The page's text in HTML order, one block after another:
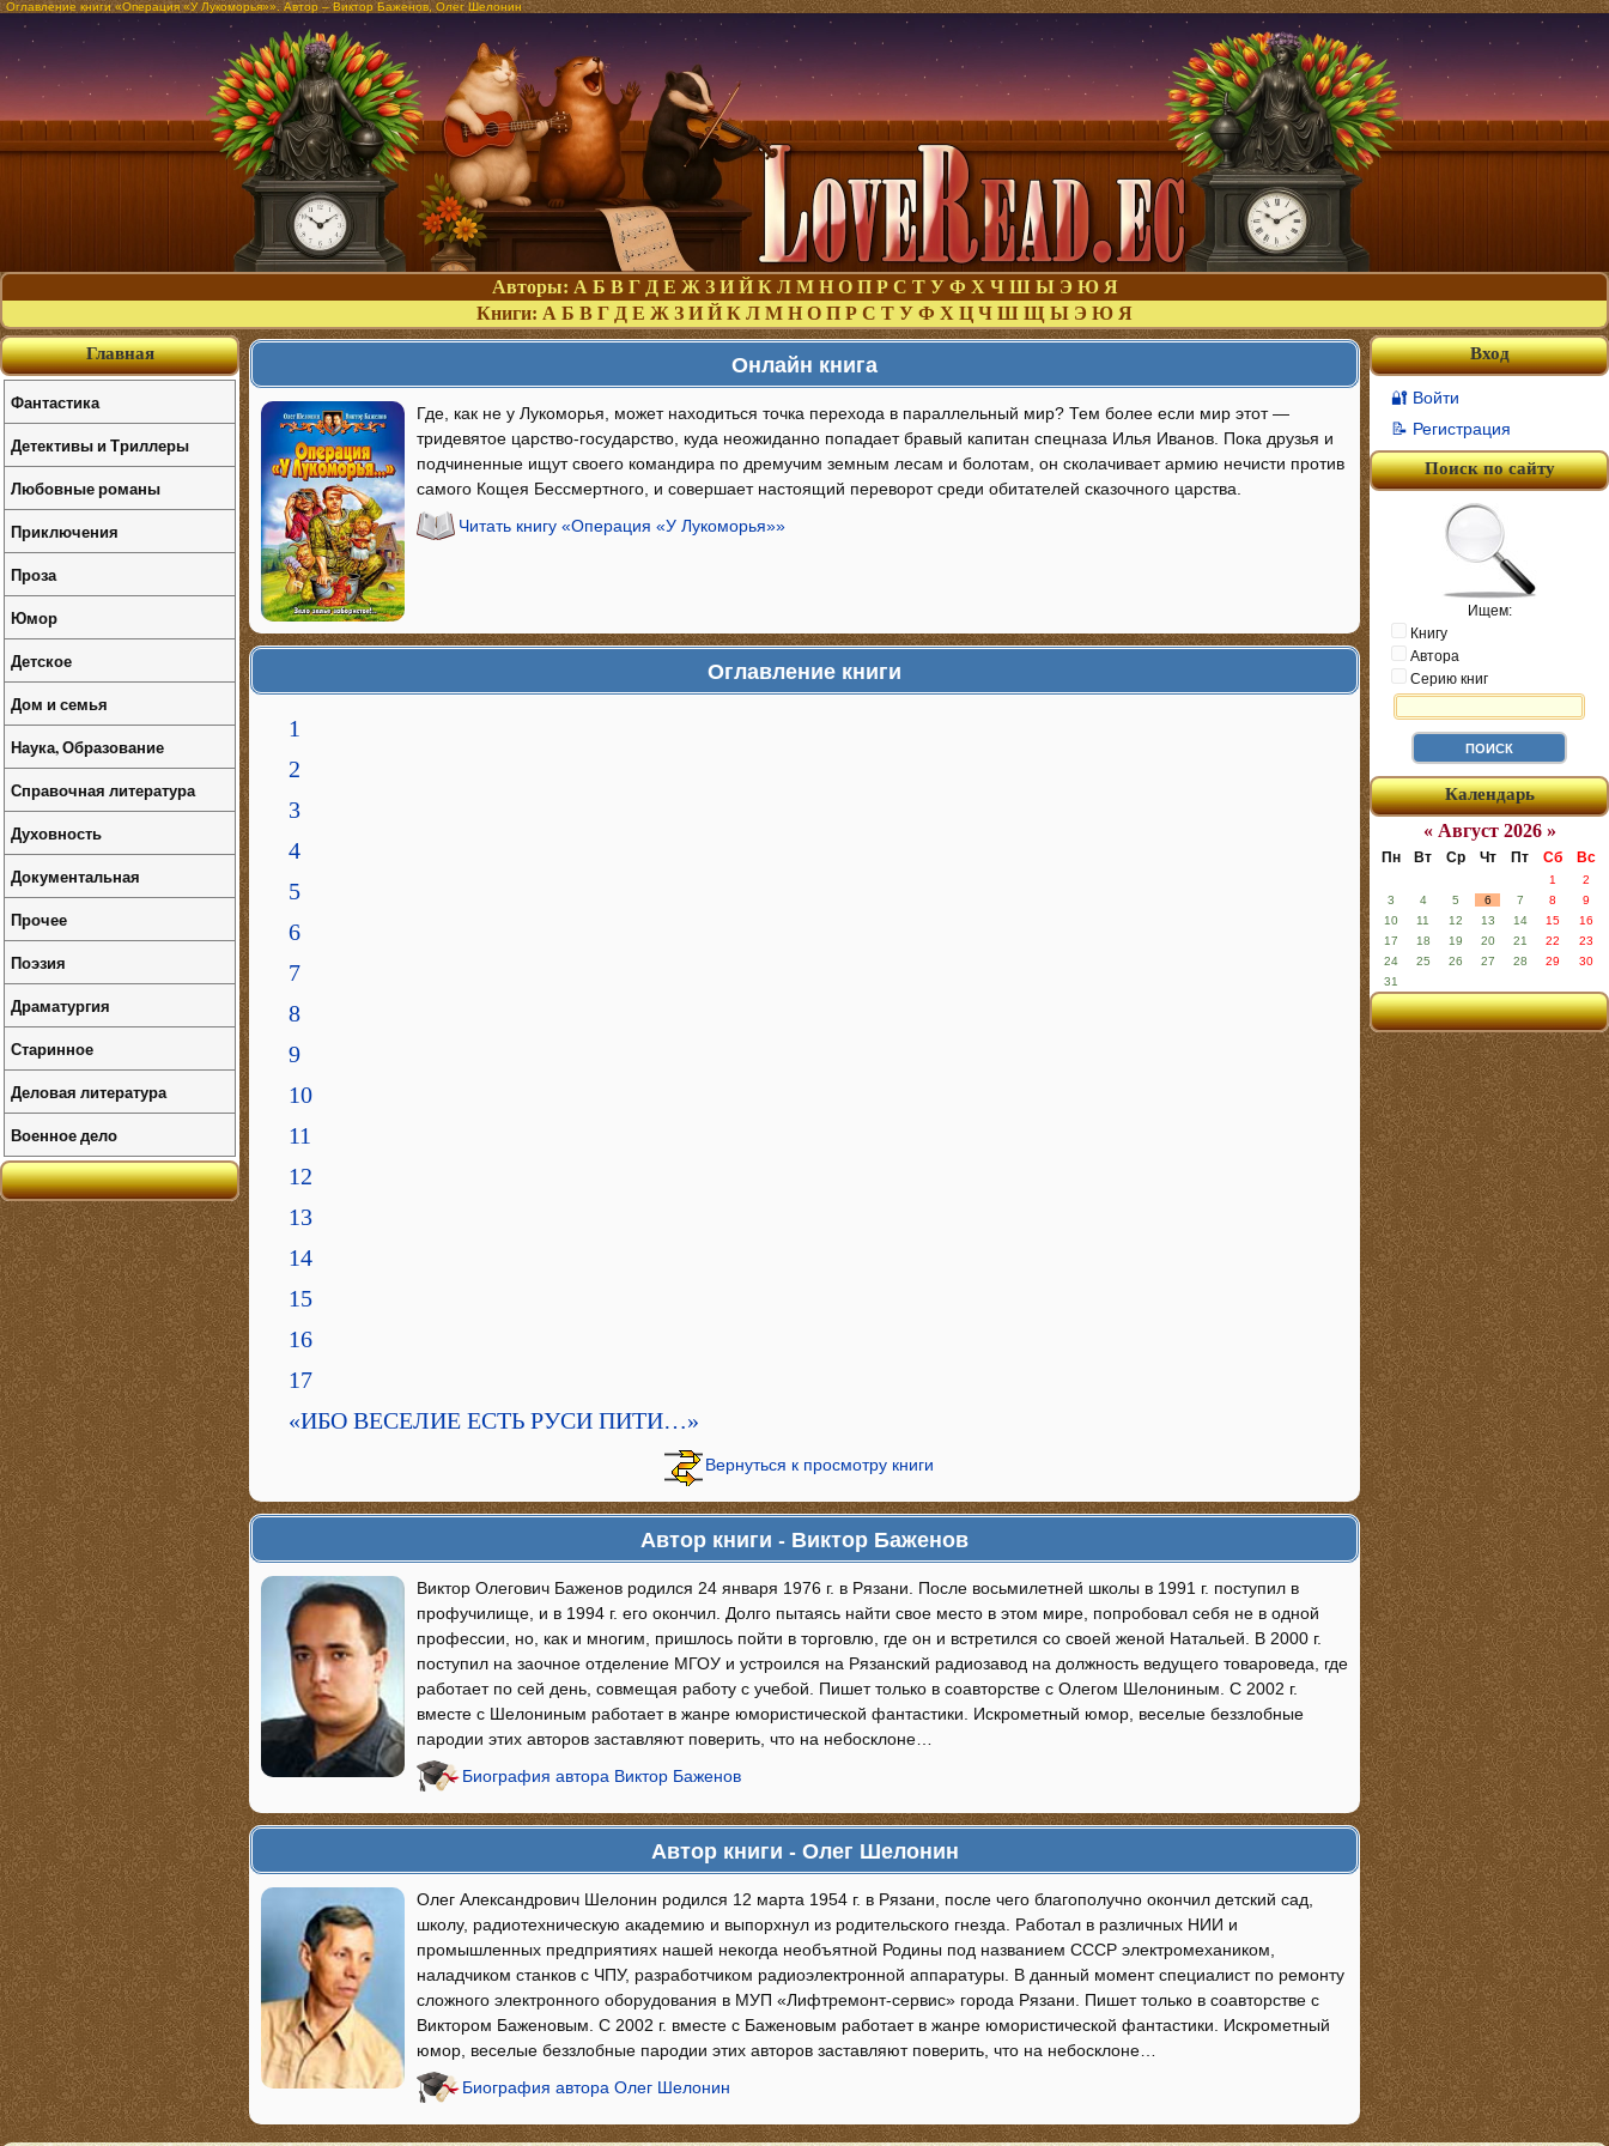
Оглавление книги «Операция «У Лукоморья»». Автор – Виктор Баженов, Олег Шелонин
Авторы: А Б В Г Д Е Ж З И Й К Л М Н О П Р С Т У Ф Х Ч Ш Ы Э Ю Я
Книги: А Б В Г Д Е Ж З И Й К Л М Н О П Р С Т У Ф Х Ц Ч Ш Щ Ы Э Ю Я
Онлайн книга
Где, как не у Лукоморья, может находиться точка перехода в параллельный мир? Тем более если мир этот —
тридевятое царство-государство, куда неожиданно попадает бравый капитан спецназа Илья Иванов. Пока друзья и
подчиненные ищут своего командира по дремучим земным лесам и болотам, он сколачивает армию нечисти против
самого Кощея Бессмертного, и совершает настоящий переворот среди обитателей сказочного царства.
Читать книгу «Операция «У Лукоморья»»
Оглавление книги
1
2
3
4
5
6
7
8
9
10
11
12
13
14
15
16
17
«ИБО ВЕСЕЛИЕ ЕСТЬ РУСИ ПИТИ…»
Вернуться к просмотру книги
Автор книги - Виктор Баженов
Виктор Олегович Баженов родился 24 января 1976 г. в Рязани. После восьмилетней школы в 1991 г. поступил в
профучилище, и в 1994 г. его окончил. Долго пытаясь найти свое место в этом мире, попробовал себя не в одной
профессии, но, как и многим, пришлось пойти в торговлю, где он и встретился со своей женой Натальей. В 2000 г.
поступил на заочное отделение МГОУ и устроился на Рязанский радиозавод на должность ведущего товароведа, где
работает по сей день, совмещая работу с учебой. Пишет только в соавторстве с Олегом Шелониным. С 2002 г.
вместе с Шелониным работает в жанре юмористической фантастики. Искрометный юмор, веселые беззлобные
пародии этих авторов заставляют поверить, что на небосклоне…
Биография автора Виктор Баженов
Автор книги - Олег Шелонин
Олег Александрович Шелонин родился 12 марта 1954 г. в Рязани, после чего благополучно окончил детский сад,
школу, радиотехническую академию и выпорхнул из родительского гнезда. Работал в различных НИИ и
промышленных предприятиях нашей некогда необъятной Родины под названием СССР электромехаником,
наладчиком станков с ЧПУ, разработчиком радиоэлектронной аппаратуры. В данный момент специалист по ремонту
сложного электронного оборудования в МУП «Лифтремонт-сервис» города Рязани. Пишет только в соавторстве с
Виктором Баженовым. С 2002 г. вместе с Баженовым работает в жанре юмористической фантастики. Искрометный
юмор, веселые беззлобные пародии этих авторов заставляют поверить, что на небосклоне…
Биография автора Олег Шелонин
Вход
🔐 Войти
📝 Регистрация
Поиск по сайту
Ищем:
Книгу
Автора
Серию книг
Календарь
« Август 2026 »
Пн Вт Ср Чт Пт Сб Вс
1
2
3
4 5 6 7 8
9
10
11 12 13 14 15
16
17
18 19 20 21 22
23
24
25 26 27 28 29
30
31
Главная
Фантастика
Детективы и Триллеры
Любовные романы
Приключения
Проза
Юмор
Детское
Дом и семья
Наука, Образование
Справочная литература
Духовность
Документальная
Прочее
Поэзия
Драматургия
Старинное
Деловая литература
Военное дело